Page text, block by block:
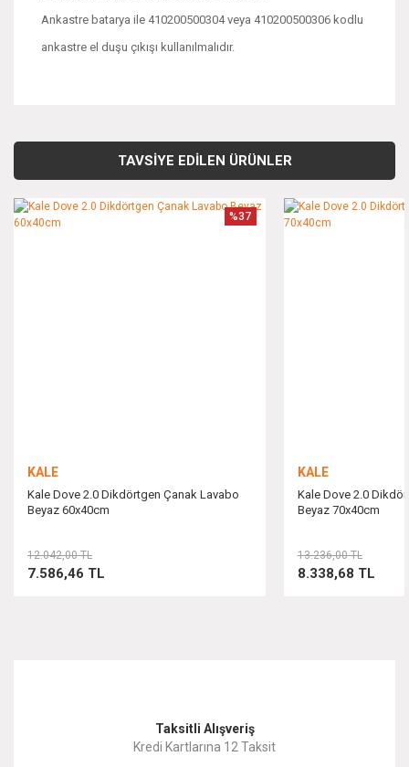
Ankastre batarya ile 410200500304 veya 410200500306 kodlu
ankastre el duşu çıkışı kullanılmalıdır.
kullanarak tarafımıza iletebilirsiniz.
TAVSİYE EDİLEN ÜRÜNLER
KALE
Kale Dove 2.0 Dikdörtgen Çanak Lavabo
Beyaz 60x40cm
%37
7.586,46 TL
12.042,00 TL
KALE
Kale Dove 2.0
Beyaz 70x40cm
8.338,68 TL
13.236,00 TL
Taksitli Alışveriş
Kredi Kartlarına 12 Taksit